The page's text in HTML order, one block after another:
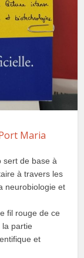
Maria
sert de base à
à travers les
neurobiologie et
fil rouge de ce
la partie
et